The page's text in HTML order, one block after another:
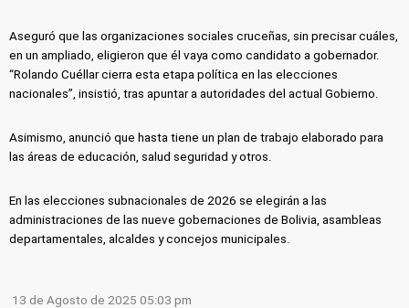
Aseguró que las organizaciones sociales cruceñas, sin precisar cuáles,
en un ampliado, eligieron que él vaya como candidato a gobernador.
“Rolando Cuéllar cierra esta etapa política en las elecciones
nacionales”, insistió, tras apuntar a autoridades del actual Gobierno.
Asimismo, anunció que hasta tiene un plan de trabajo elaborado para
las áreas de educación, salud seguridad y otros.
En las elecciones subnacionales de 2026 se elegirán a las
administraciones de las nueve gobernaciones de Bolivia, asambleas
departamentales, alcaldes y concejos municipales.
13 de Agosto de 2025 05:03 pm